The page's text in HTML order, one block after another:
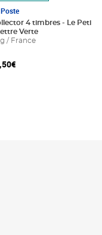
panier
4 timbres - Le Petit
Verte
/ France
,50€